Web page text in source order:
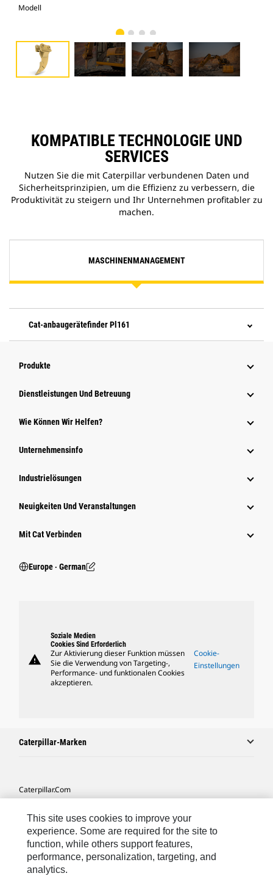
Modell
KOMPATIBLE TECHNOLOGIE UND
SERVICES
Nutzen Sie die mit Caterpillar verbundenen Daten und
Sicherheitsprinzipien, um die Effizienz zu verbessern, die
Produktivität zu steigern und Ihr Unternehmen profitabler zu
machen.
MASCHINENMANAGEMENT
Cat-anbaugerätefinder Pl161
Produkte
Dienstleistungen Und Betreuung
Wie Können Wir Helfen?
Unternehmensinfo
Industrielösungen
Neuigkeiten Und Veranstaltungen
Mit Cat Verbinden
Europe ‧ German
warning
Soziale Medien
Cookies Sind Erforderlich
Zur Aktivierung dieser Funktion müssen
Sie die Verwendung von Targeting-,
Performance- und funktionalen Cookies
akzeptieren.
Cookie-
Einstellungen
Caterpillar-Marken
Caterpillar.com
Meine Marketing-Präferenzen
Seitenübersicht
Cookie Settings
This site uses cookies to improve your
experience. Some are required for the site to
function, while others support features,
performance, personalization, targeting, and
analytics.